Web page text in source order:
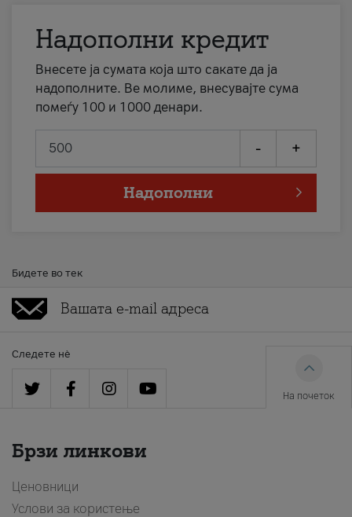
Надополни кредит
Внесете ја сумата која што сакате да ја
надополните. Ве молиме, внесувајте сума
помеѓу 100 и 1000 денари.
- +
Надополни
Бидете во тек
Следете нè
На почеток
Брзи линкови
Ценовници
Услови за користење